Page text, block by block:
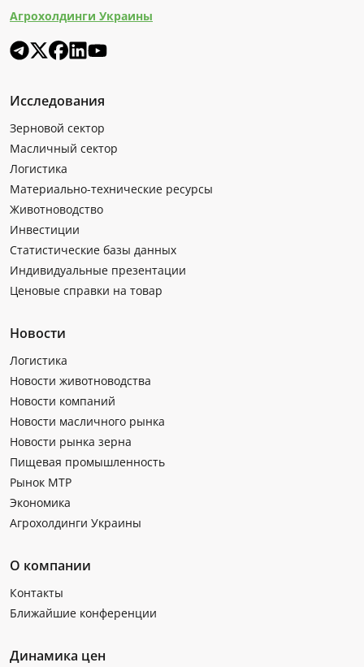
Агрохолдинги Украины
Исследования
Зерновой сектор
Масличный сектор
Логистика
Материально-технические ресурсы
Животноводство
Инвестиции
Статистические базы данных
Индивидуальные презентации
Ценовые справки на товар
Новости
Логистика
Новости животноводства
Новости компаний
Новости масличного рынка
Новости рынка зерна
Пищевая промышленность
Рынок МТР
Экономика
Агрохолдинги Украины
О компании
Контакты
Ближайшие конференции
Динамика цен